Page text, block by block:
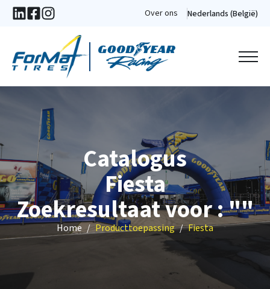
Over ons Nederlands (België)
Catalogus
Fiesta
Zoekresultaat voor : ""
Home Producttoepassing Fiesta